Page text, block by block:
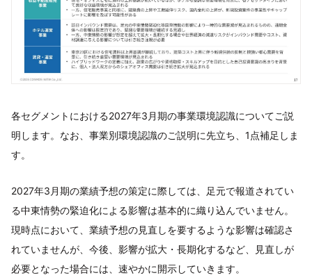
各セグメントにおける2027年3月期の事業環境認識についてご説
明します。なお、事業別環境認識のご説明に先立ち、1点補足しま
す。
2027年3月期の業績予想の策定に際しては、足元で報道されてい
る中東情勢の緊迫化による影響は基本的に織り込んでいません。
現時点において、業績予想の見直しを要するような影響は確認さ
れていませんが、今後、影響が拡大・長期化するなど、見直しが
必要となった場合には、速やかに開示していきます。